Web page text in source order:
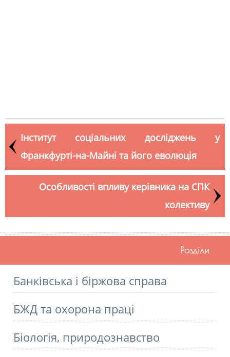
Інститут соціальних досліджень у
Франкфурті-на-Майні та його еволюція
Особливості впливу керівника на СПК
колективу
Розділи
Банківська і біржова справа
БЖД та охорона праці
Біологія, природознавство